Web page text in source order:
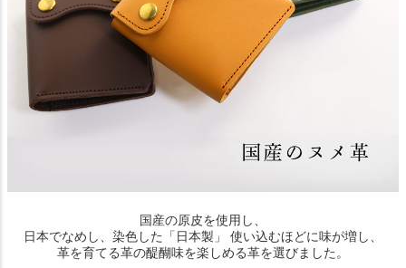
国産の原皮を使用し、
日本でなめし、染色した「日本製」 使い込むほどに味が増し、
革を育てる革の醍醐味を楽しめる革を選びました。